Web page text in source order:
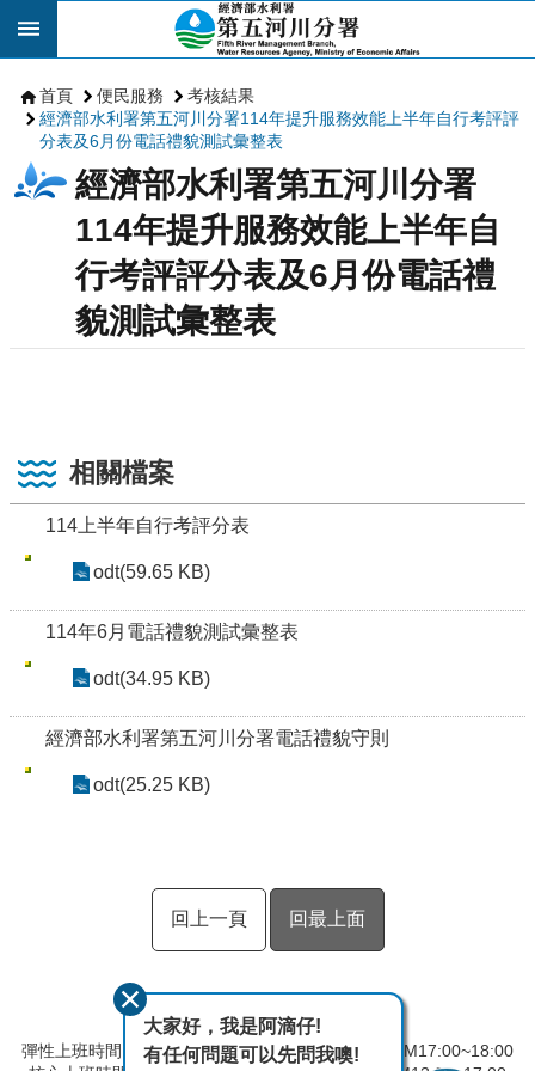
跳到主要內容區塊
首頁 便民服務
考核結果
經濟部水利署第五河川分署114年提升服務效能上半年自行考評評
分表及6月份電話禮貌測試彙整表
經濟部水利署第五河川分署
114年提升服務效能上半年自
行考評評分表及6月份電話禮
貌測試彙整表
相關檔案
114上半年自行考評分表
odt(59.65 KB)
114年6月電話禮貌測試彙整表
odt(34.95 KB)
經濟部水利署第五河川分署電話禮貌守則
odt(25.25 KB)
回上一頁 回最上面
彈性上班時間：AM08:00~09:00 彈性下班時間：PM17:00~18:00
大家好，我是阿滴仔!
有任何問題可以先問我噢!